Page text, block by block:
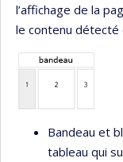
l’affichage de la
le contenu détecté
Bandeau et
tableau qui